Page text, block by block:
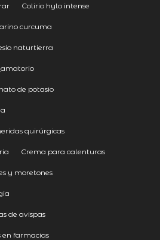
Colirio hylo intense
curcuma
naturtierra
de potasio
quirúrgicas
Crema para calenturas
y moretones
de avispas
en farmacias